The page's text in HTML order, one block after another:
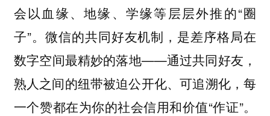
会以血缘、地缘、学缘等层层外推的“圈
子”。微信的共同好友机制，是差序格局在
数字空间最精妙的落地——通过共同好友，
熟人之间的纽带被迫公开化、可追溯化，每
一个赞都在为你的社会信用和价值“作证”。